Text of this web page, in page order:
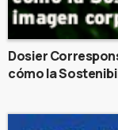
Dosier
cómo la